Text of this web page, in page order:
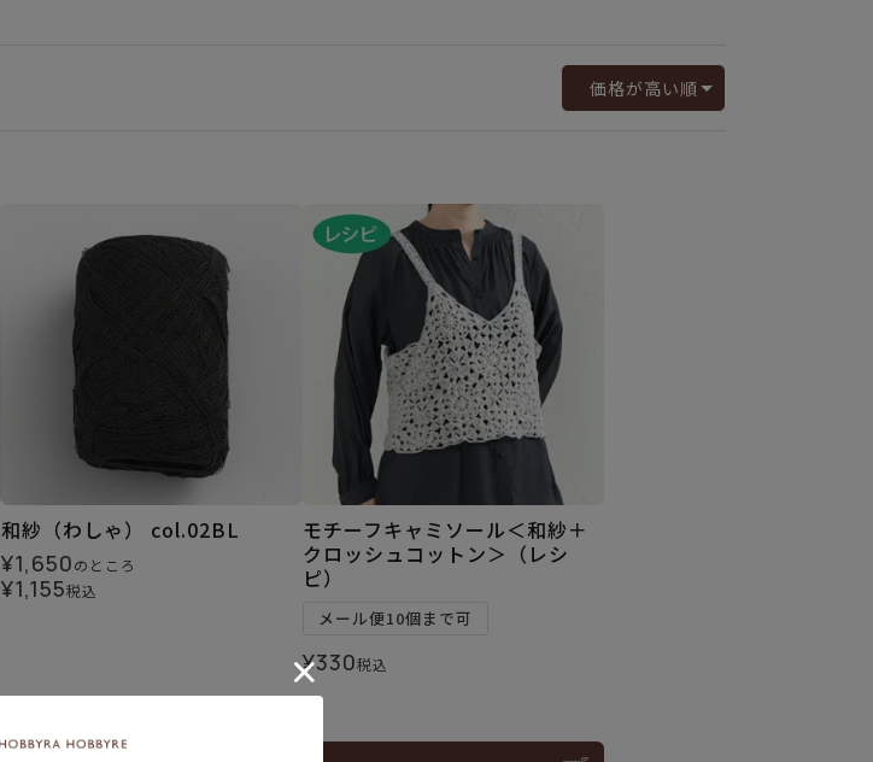
価格が高い順
和紗（わしゃ） col.02BL
¥1,650のところ
¥1,155税込
モチーフキャミソール＜和紗＋
クロッシュコットン＞（レシ
ピ）
メール便10個まで可
¥330税込